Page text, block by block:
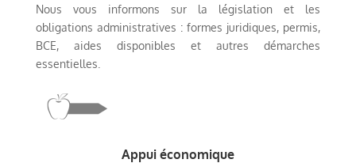
Nous vous informons sur la législation et les
obligations administratives : formes juridiques, permis,
BCE, aides disponibles et autres démarches
essentielles.
Appui économique